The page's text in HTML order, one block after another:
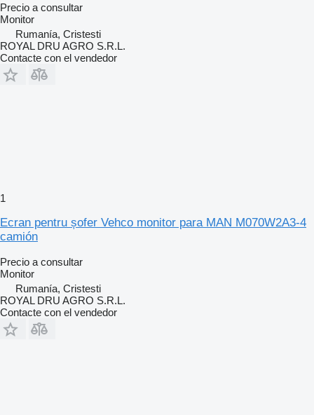
Precio a consultar
Monitor
Rumanía, Cristesti
ROYAL DRU AGRO S.R.L.
Contacte con el vendedor
1
Ecran pentru șofer Vehco monitor para MAN M070W2A3-4
camión
Precio a consultar
Monitor
Rumanía, Cristesti
ROYAL DRU AGRO S.R.L.
Contacte con el vendedor